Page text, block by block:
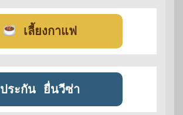
เลี้ยงกาแฟ
ประกัน ยื่นวีซ่า